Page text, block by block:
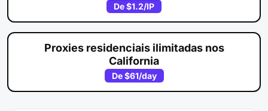
De$1.2/IP
Proxies residenciais ilimitadas nos
California
De$61/day